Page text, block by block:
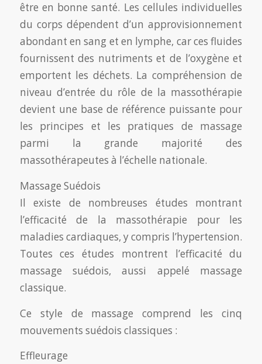
être en bonne santé. Les cellules individuelles
du corps dépendent d’un approvisionnement
abondant en sang et en lymphe, car ces fluides
fournissent des nutriments et de l’oxygène et
emportent les déchets. La compréhension de
niveau d’entrée du rôle de la massothérapie
devient une base de référence puissante pour
les principes et les pratiques de massage
parmi la grande majorité des
massothérapeutes à l’échelle nationale.
Massage Suédois
Il existe de nombreuses études montrant
l’efficacité de la massothérapie pour les
maladies cardiaques, y compris l’hypertension.
Toutes ces études montrent l’efficacité du
massage suédois, aussi appelé massage
classique.
Ce style de massage comprend les cinq
mouvements suédois classiques :
Effleurage